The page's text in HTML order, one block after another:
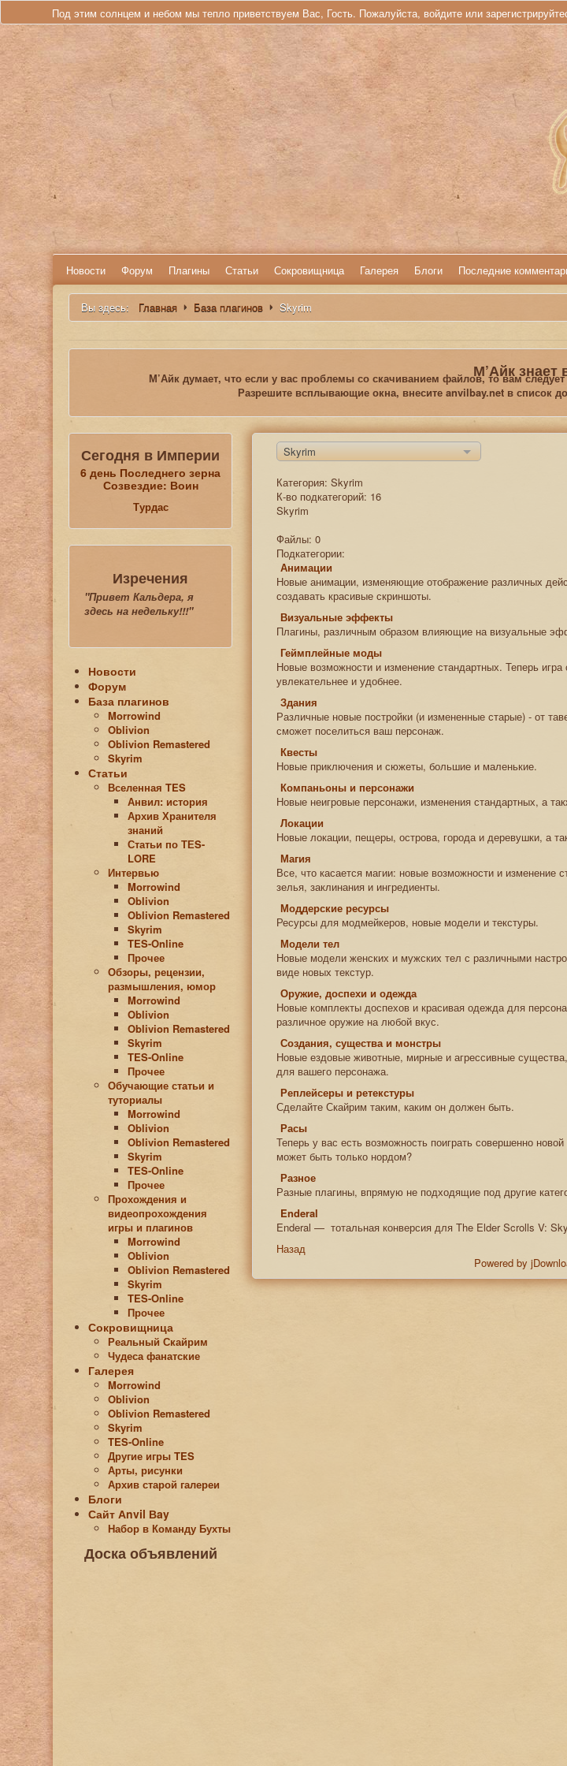
Под этим солнцем и небом мы тепло приветствуем Вас, Гость. Пожалуйста, войдите или
Новости Форум Плагины Статьи Сокровищница Галерея Блоги Последние
Вы здесь: Главная База плагинов Skyrim
М’Айк знает
М’Айк думает, что если у вас проблемы со скачиванием файлов, то вам
Разрешите всплывающие окна, внесите anvilbay.net в список
Сегодня в Империи
6 день Последнего зерна
Созвездие: Воин
Турдас
Изречения
"Привет Кальдера, я
здесь на недельку!!!"
Новости
Форум
База плагинов
Morrowind
Oblivion
Oblivion Remastered
Skyrim
Статьи
Вселенная TES
Анвил: история
Архив Хранителя
знаний
Статьи по ТЕS-
LORE
Интервью
Morrowind
Oblivion
Oblivion Remastered
Skyrim
TES-Online
Прочее
Обзоры, рецензии,
размышления, юмор
Morrowind
Oblivion
Oblivion Remastered
Skyrim
TES-Online
Прочее
Обучающие статьи и
туториалы
Morrowind
Oblivion
Oblivion Remastered
Skyrim
TES-Online
Прочее
Прохождения и
видеопрохождения
игры и плагинов
Morrowind
Oblivion
Oblivion Remastered
Skyrim
TES-Online
Прочее
Сокровищница
Реальный Скайрим
Чудеса фанатские
Галерея
Morrowind
Oblivion
Oblivion Remastered
Skyrim
TES-Online
Другие игры TES
Арты, рисунки
Архив старой галереи
Блоги
Сайт Аnvil Вay
Набор в Команду Бухты
Доска объявлений
Skyrim
Категория: Skyrim
К-во подкатегорий: 16
Skyrim
Файлы: 0
Подкатегории:
Анимации
Новые анимации, изменяющие отображение различных
создавать красивые скриншоты.
Визуальные эффекты
Плагины, различным образом влияющие на визуальные
Геймплейные моды
Новые возможности и изменение стандартных. Теперь игра
увлекательнее и удобнее.
Здания
Различные новые постройки (и измененные старые) - от
сможет поселиться ваш персонаж.
Квесты
Новые приключения и сюжеты, большие и маленькие.
Компаньоны и персонажи
Новые неигровые персонажи, изменения стандартных, а
Локации
Новые локации, пещеры, острова, города и деревушки, а
Магия
Все, что касается магии: новые возможности и изменение
зелья, заклинания и ингредиенты.
Моддерские ресурсы
Ресурсы для модмейкеров, новые модели и текстуры.
Модели тел
Новые модели женских и мужских тел с различными
виде новых текстур.
Оружие, доспехи и одежда
Новые комплекты доспехов и красивая одежда для
различное оружие на любой вкус.
Создания, существа и монстры
Новые ездовые животные, мирные и агрессивные
для вашего персонажа.
Реплейсеры и ретекстуры
Сделайте Скайрим таким, каким он должен быть.
Расы
Теперь у вас есть возможность поиграть совершенно
может быть только нордом?
Разное
Разные плагины, впрямую не подходящие под другие
Enderal
Enderal — тотальная конверсия для The Elder Scrolls V:
Назад
Powered by